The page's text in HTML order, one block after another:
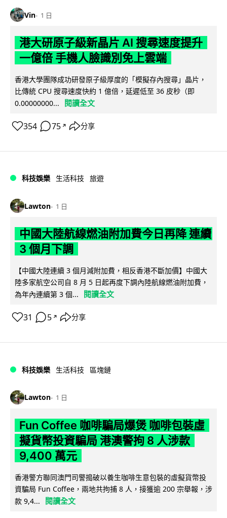
Vin 1 日
港大研原子級新晶片 AI 搜尋速度提升
一億倍 手機人臉識別免上雲端
香港大學團隊成功研發原子級厚度的「模擬存內搜尋」晶片，
比傳統 CPU 搜尋速度快約 1 億倍，延遲低至 36 皮秒（即
0.00000000...
閱讀全文
354 75 ↗ 分享
科技娛樂 生活科技 旅遊
Lawton 1 日
中國大陸航線燃油附加費今日再降 連續
3 個月下調
【中國大陸連續 3 個月減附加費，相反香港不斷加價】中國大
陸多家航空公司自 8 月 5 日起再度下調內陸航線燃油附加費，
為年內連續第 3 個...
閱讀全文
31 5 ↗ 分享
科技娛樂 生活科技 區塊鏈
Lawton 1 日
Fun Coffee 咖啡騙局爆煲 咖啡包裝虛
擬貨幣投資騙局 港澳警拘 8 人涉款
9,400 萬元
香港警方聯同澳門司警搗破以養生咖啡生意包裝的虛擬貨幣投
資騙局 Fun Coffee，兩地共拘捕 8 人，接獲逾 200 宗舉報，涉
款 9,4...
閱讀全文